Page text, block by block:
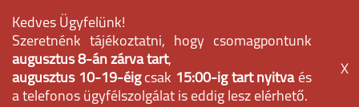
Kedves Ügyfelünk!
Szeretnénk tájékoztatni, hogy csomagpontunk
augusztus 8-án zárva tart,
augusztus 10-19-éig csak 15:00-ig tart nyitvaés
a telefonos ügyfélszolgálat is eddig lesz elérhető.
X